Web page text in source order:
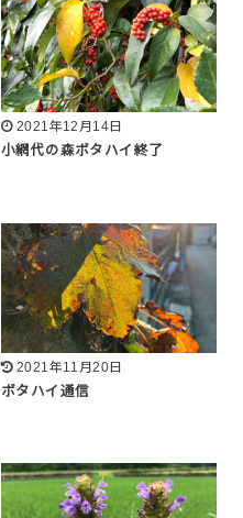
2021年12月14日
小網代の森ボタハイ終了
2021年11月20日
ボタハイ通信